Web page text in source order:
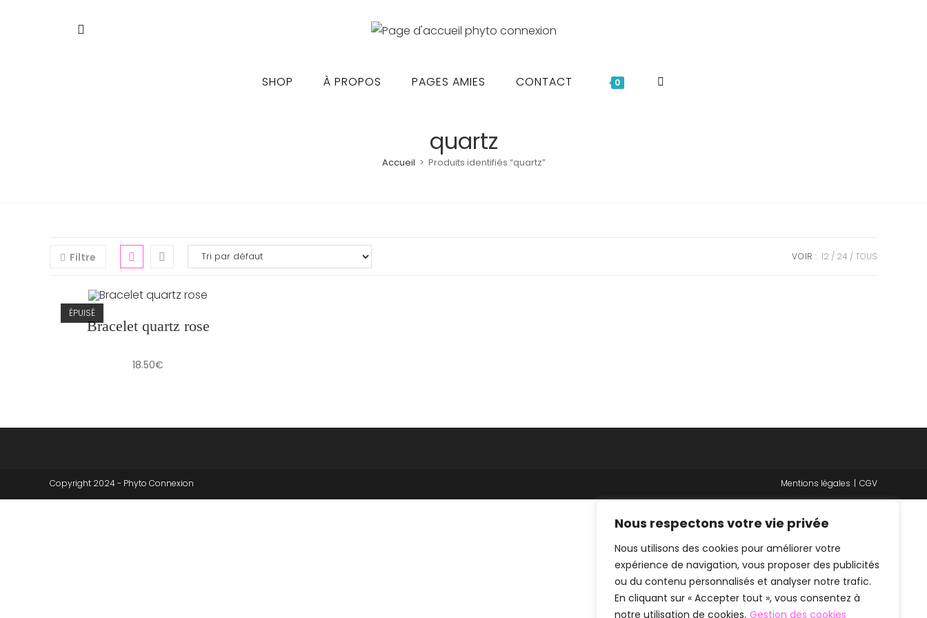
Nous respectons votre vie privée
Nous utilisons des cookies pour améliorer votre
expérience de navigation, vous proposer des publicités
ou du contenu personnalisés et analyser notre trafic.
En cliquant sur « Accepter tout », vous consentez à
notre utilisation de cookies. Gestion des cookies
SHOP À PROPOS PAGES AMIES CONTACT 0 TOGGLE
quartz
Accueil > Produits identifiés “quartz”
Filtre VOIR : 12 24 TOUS
ÉPUISÉ
Bracelet quartz rose
18.50€
Mentions légales CGV
Copyright 2024 - Phyto Connexion